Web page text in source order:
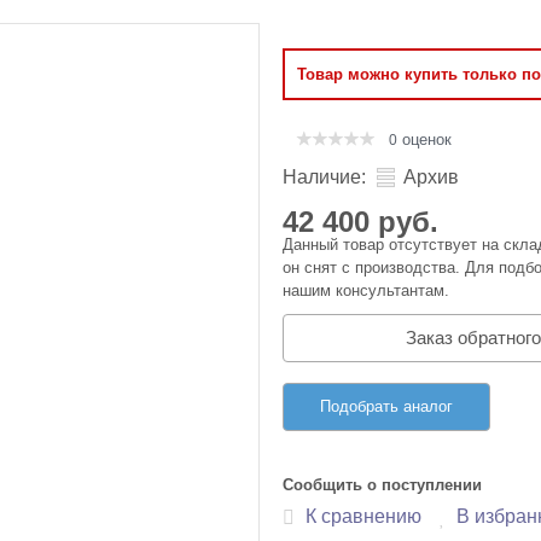
Товар можно купить только
0 оценок
Наличие: Архив
42 400 руб.
Данный товар отсутствует на
он снят с производства. Для
нашим консультантам.
Заказ
Подобрать аналог
Сообщить о поступлении
К сравнению В
память